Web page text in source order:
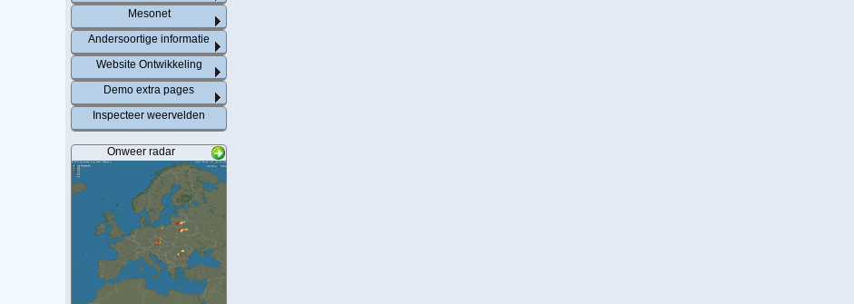
Mesonet
Andersoortige informatie
Website Ontwikkeling
Demo extra pages
Inspecteer weervelden
Onweer radar